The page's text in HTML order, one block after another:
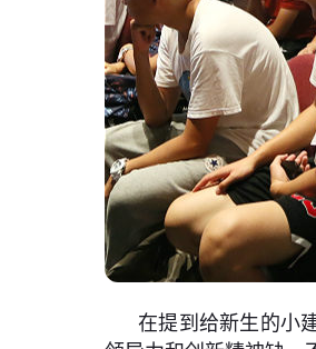
在提到给新生的小